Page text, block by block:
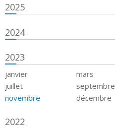
2025
2024
2023
janvier mars
juillet
septembre
novembre
décembre
2022